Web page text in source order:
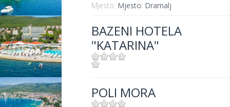
Mjesto: Mjesto: Dramalj
BAZENI HOTELA
"KATARINA"
POLI MORA